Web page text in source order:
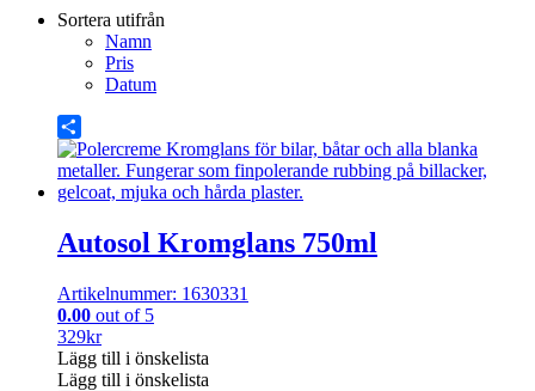
Sortera utifrån
Namn
Pris
Datum
Share
Autosol Kromglans 750ml
Artikelnummer: 1630331
0.00 out of 5
329kr
Lägg till i önskelista
Lägg till i önskelista